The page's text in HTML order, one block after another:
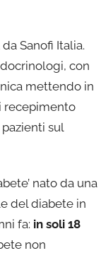
Sanofi Italia.
con
mettendo in
recepimento
sul
nato da una
del diabete in
fa: in soli 18
non